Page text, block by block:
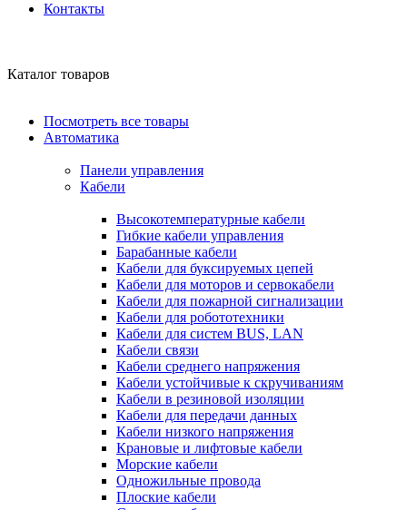
Контакты
Каталог товаров
Посмотреть все товары
Автоматика
Панели управления
Кабели
Высокотемпературные кабели
Гибкие кабели управления
Барабанные кабели
Кабели для буксируемых цепей
Кабели для моторов и сервокабели
Кабели для пожарной сигнализации
Кабели для робототехники
Кабели для систем BUS, LAN
Кабели связи
Кабели среднего напряжения
Кабели устойчивые к скручиваниям
Кабели в резиновой изоляции
Кабели для передачи данных
Кабели низкого напряжения
Крановые и лифтовые кабели
Морские кабели
Одножильные провода
Плоские кабели